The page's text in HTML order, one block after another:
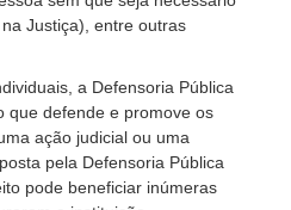
Justiça), entre outras
a Defensoria Pública
que defende e promove os
ação judicial ou uma
pela Defensoria Pública
pode beneficiar inúmeras